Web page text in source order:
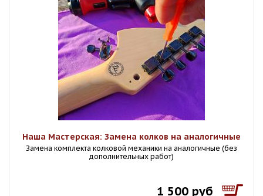
Наша Мастерская: Замена колков на аналогичные
Замена комплекта колковой механики на аналогичные (без
дополнительных работ)
1 500 руб